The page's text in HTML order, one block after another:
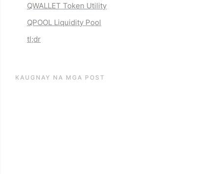
QWALLET Token Utility
QPOOL Liquidity Pool
tl;dr
KAUGNAY NA MGA POST